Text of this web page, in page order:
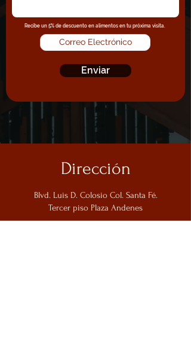
Recibe un 5% de descuento en alimentos en tu próxima visita.
Enviar
Dirección
Blvd. Luis D. Colosio Col. Santa Fé.
Tercer piso Plaza Andenes